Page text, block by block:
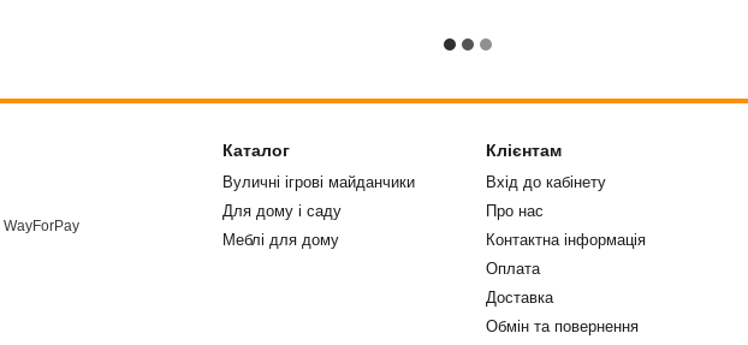
Каталог
Вуличні ігрові майданчики
Для дому і саду
Меблі для дому
Клієнтам
Вхід до кабінету
Про нас
Контактна інформація
Оплата
Доставка
Обмін та повернення